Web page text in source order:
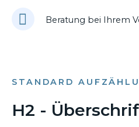
Beratung bei Ihrem
STANDARD
H2 -